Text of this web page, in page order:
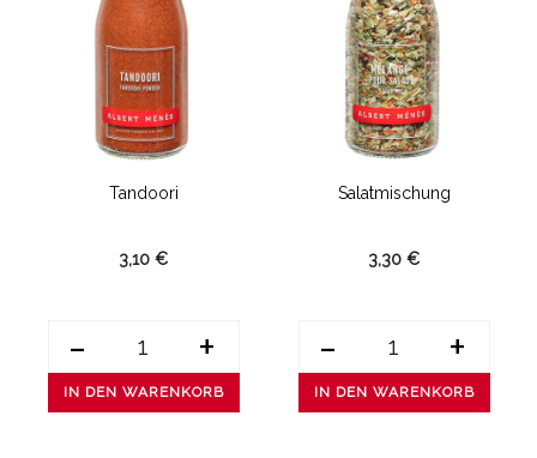
Tandoori
3,10 €
- +
IN DEN WARENKORB
Salatmischung
3,30 €
- +
IN DEN WARENKORB